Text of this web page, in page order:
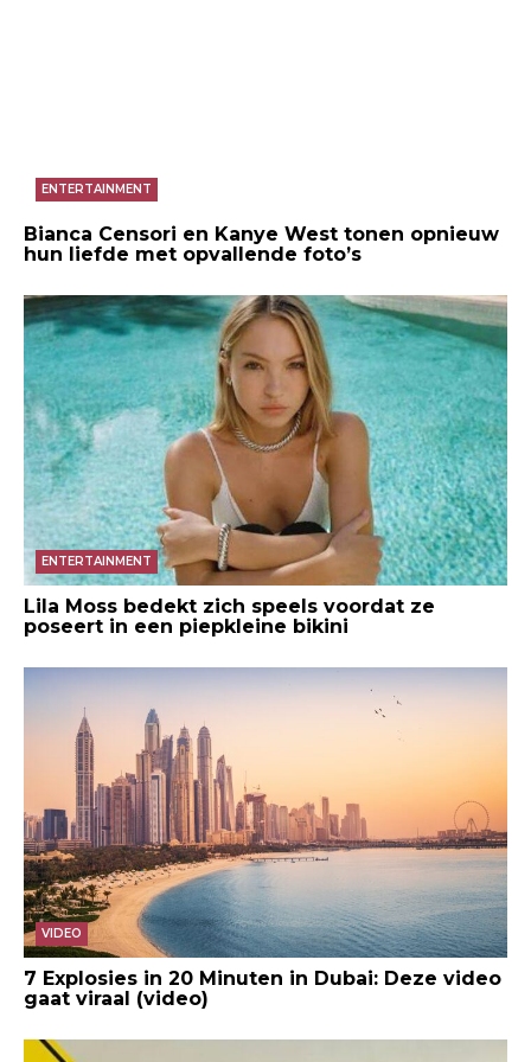
ENTERTAINMENT
Bianca Censori en Kanye West tonen opnieuw
hun liefde met opvallende foto’s
ENTERTAINMENT
Lila Moss bedekt zich speels voordat ze
poseert in een piepkleine bikini
VIDEO
7 Explosies in 20 Minuten in Dubai: Deze video
gaat viraal (video)